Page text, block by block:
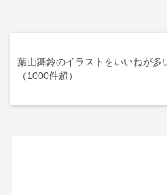
葉山舞鈴のイラストをいいねが多
（1000件超）